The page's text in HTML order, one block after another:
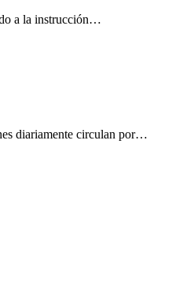
a la instrucción…
diariamente circulan por…